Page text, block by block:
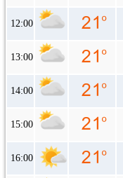
12:00
13:00
14:00
15:00
16:00